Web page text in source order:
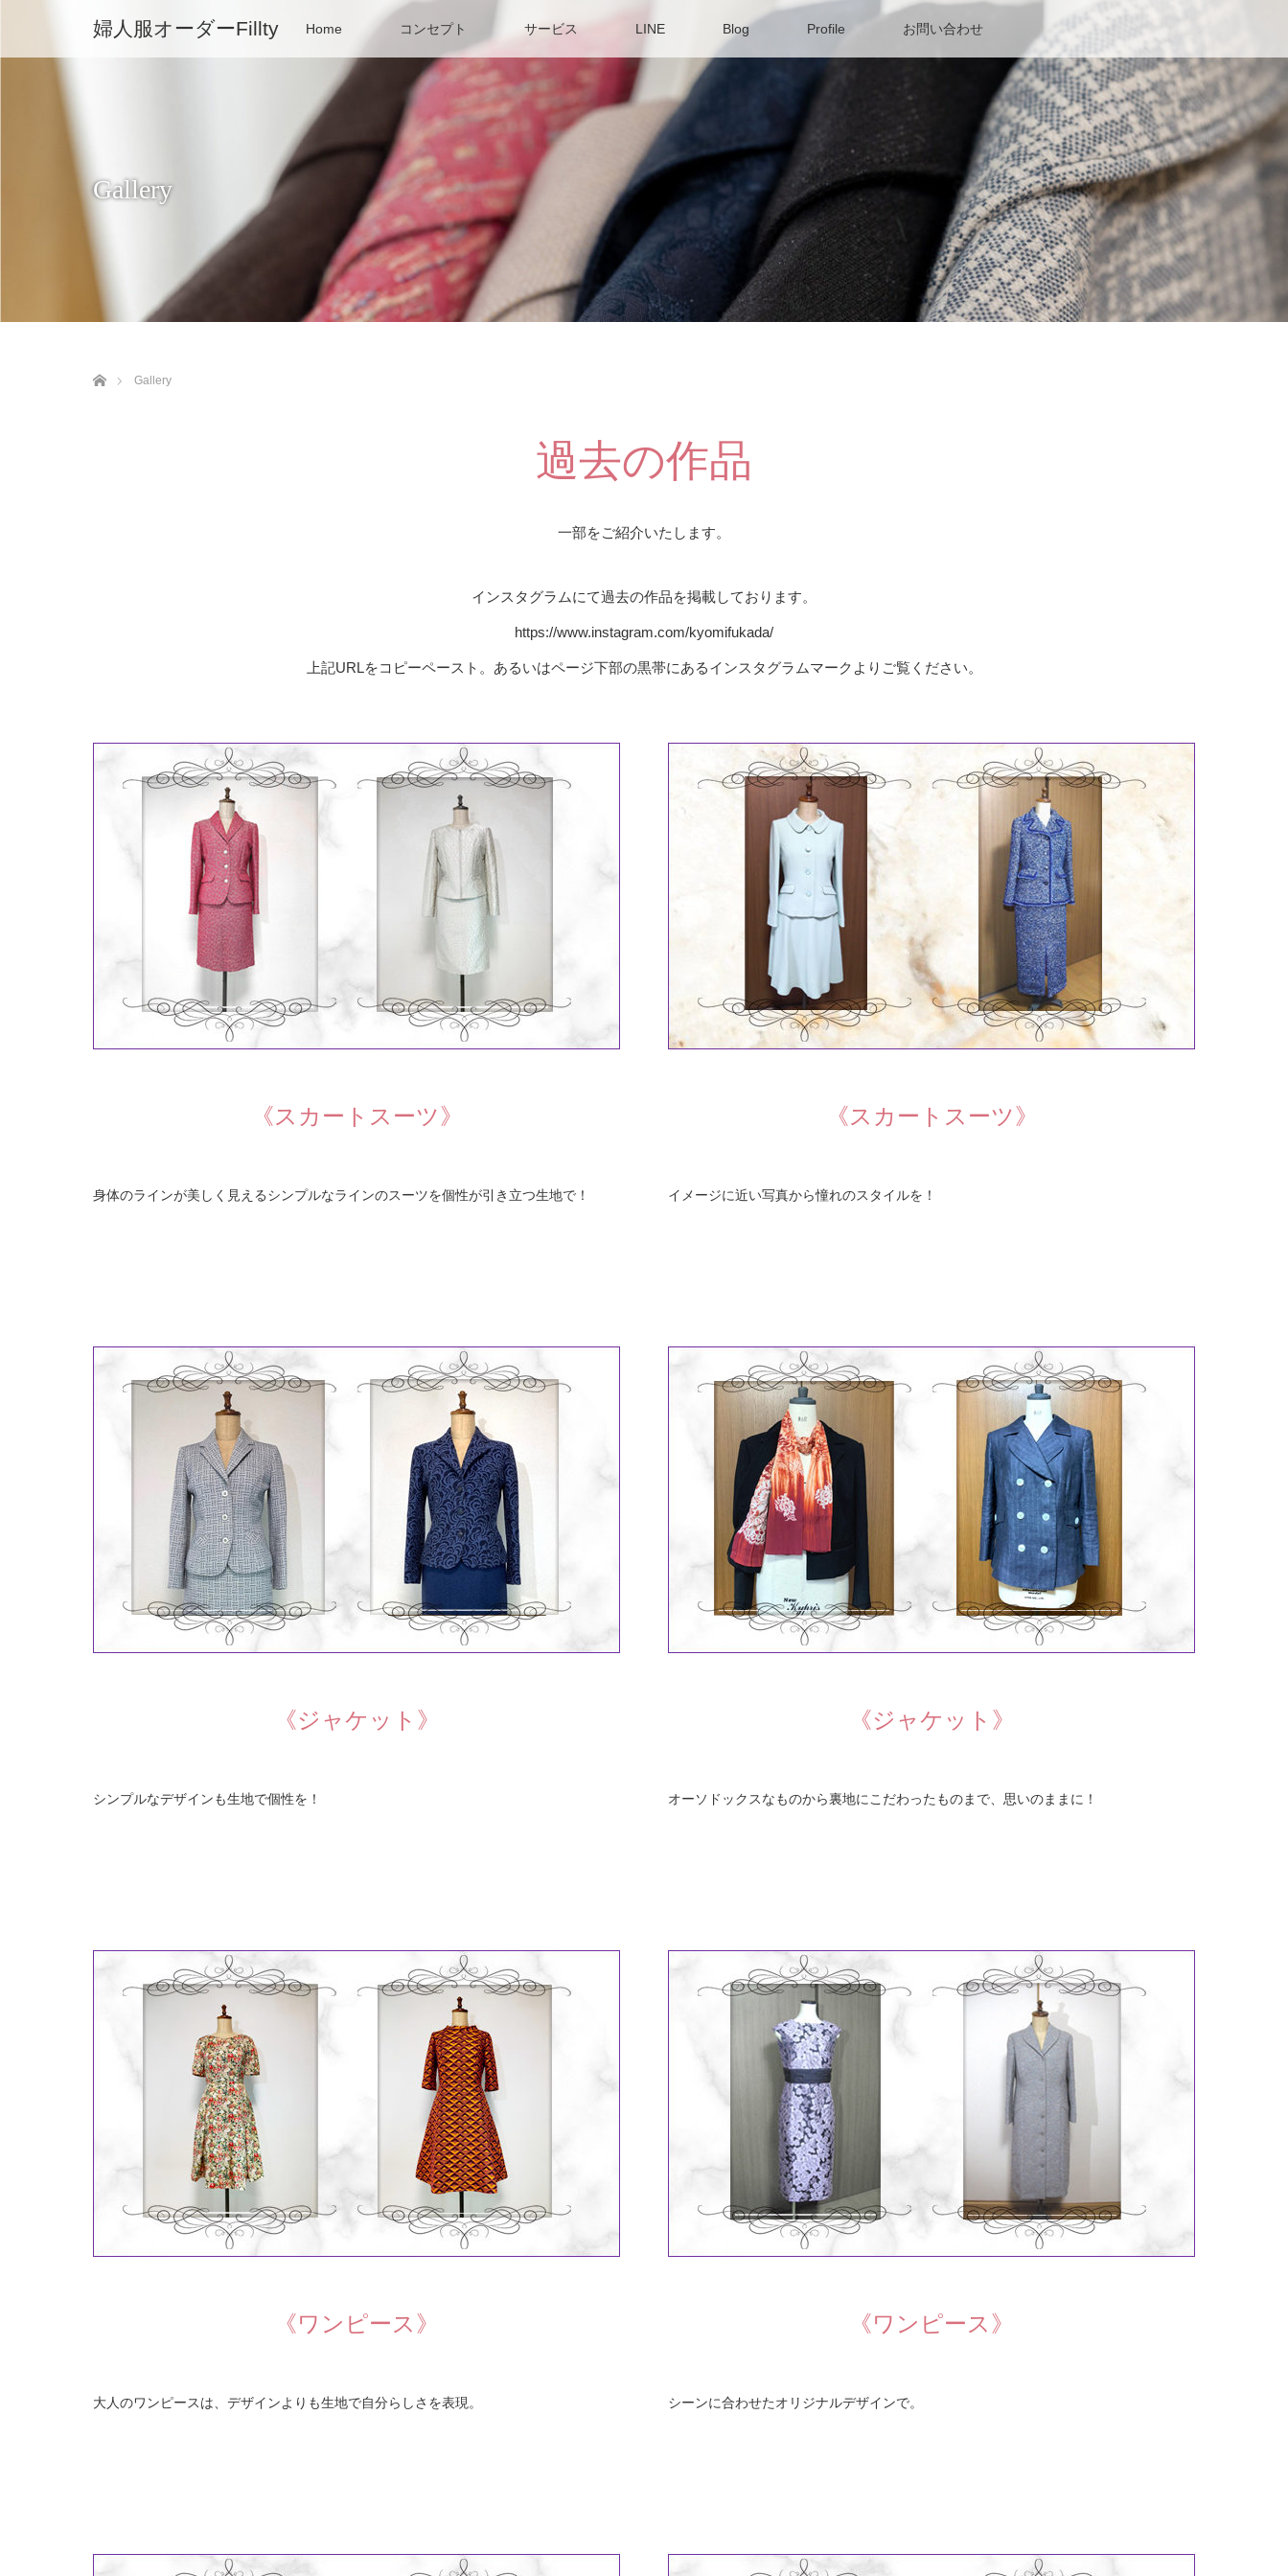
婦人服オーダーFillty Home コンセプト サービス LINE Blog Profile お問い合わせ
Gallery
Gallery
過去の作品
一部をご紹介いたします。
インスタグラムにて過去の作品を掲載しております。
https://www.instagram.com/kyomifukada/
上記URLをコピーペースト。あるいはページ下部の黒帯にあるインスタグラムマークよりご覧ください。
《スカートスーツ》
身体のラインが美しく見えるシンプルなラインのスーツを個性が引き立つ生地で！
《スカートスーツ》
イメージに近い写真から憧れのスタイルを！
《ジャケット》
シンプルなデザインも生地で個性を！
《ジャケット》
オーソドックスなものから裏地にこだわったものまで、思いのままに！
《ワンピース》
大人のワンピースは、デザインよりも生地で自分らしさを表現。
《ワンピース》
シーンに合わせたオリジナルデザインで。